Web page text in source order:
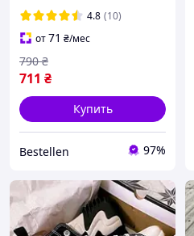
4.8 (10)
от71 ₴/мес
711 ₴
790 ₴
Купить
Bestellen 97%